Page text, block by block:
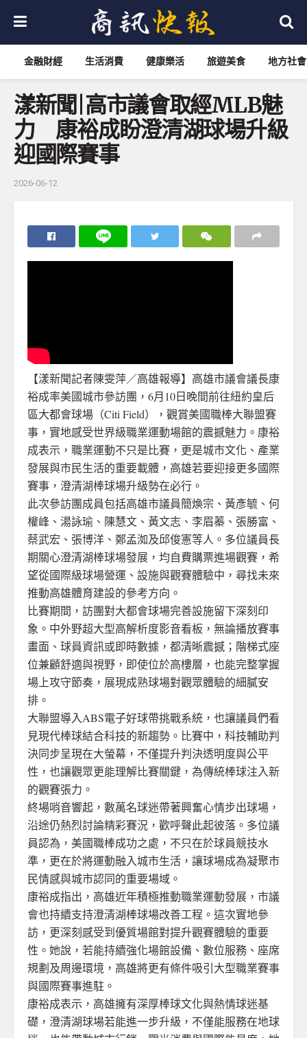
金融財經 生活消費 健康樂活 旅遊美食 地方社會
漾新聞|高市議會取經MLB魅
力 康裕成盼澄清湖球場升級
迎國際賽事
2026-06-12
【漾新聞記者陳雯萍／高雄報導】高雄市議會議長康
裕成率美國城市參訪團，6月10日晚間前往紐約皇后
區大都會球場（Citi Field），觀賞美國職棒大聯盟賽
事，實地感受世界級職業運動場館的震撼魅力。康裕
成表示，職業運動不只是比賽，更是城市文化、產業
發展與市民生活的重要載體，高雄若要迎接更多國際
賽事，澄清湖棒球場升級勢在必行。
此次參訪團成員包括高雄市議員簡煥宗、黃彥毓、何
權峰、湯詠瑜、陳慧文、黃文志、李眉蓁、張勝富、
蔡武宏、張博洋、鄭孟洳及邱俊憲等人。多位議員長
期關心澄清湖棒球場發展，均自費購票進場觀賽，希
望從國際級球場營運、設施與觀賽體驗中，尋找未來
推動高雄體育建設的參考方向。
比賽期間，訪團對大都會球場完善設施留下深刻印
象。中外野超大型高解析度影音看板，無論播放賽事
畫面、球員資訊或即時數據，都清晰震撼；階梯式座
位兼顧舒適與視野，即使位於高樓層，也能完整掌握
場上攻守節奏，展現成熟球場對觀眾體驗的細膩安
排。
大聯盟導入ABS電子好球帶挑戰系統，也讓議員們看
見現代棒球結合科技的新趨勢。比賽中，科技輔助判
決同步呈現在大螢幕，不僅提升判決透明度與公平
性，也讓觀眾更能理解比賽關鍵，為傳統棒球注入新
的觀賽張力。
終場哨音響起，數萬名球迷帶著興奮心情步出球場，
沿途仍熱烈討論精彩賽況，歡呼聲此起彼落。多位議
員認為，美國職棒成功之處，不只在於球員競技水
準，更在於將運動融入城市生活，讓球場成為凝聚市
民情感與城市認同的重要場域。
康裕成指出，高雄近年積極推動職業運動發展，市議
會也持續支持澄清湖棒球場改善工程。這次實地參
訪，更深刻感受到優質場館對提升觀賽體驗的重要
性。她說，若能持續強化場館設備、數位服務、座席
規劃及周邊環境，高雄將更有條件吸引大型職業賽事
與國際賽事進駐。
康裕成表示，高雄擁有深厚棒球文化與熱情球迷基
礎，澄清湖球場若能進一步升級，不僅能服務在地球